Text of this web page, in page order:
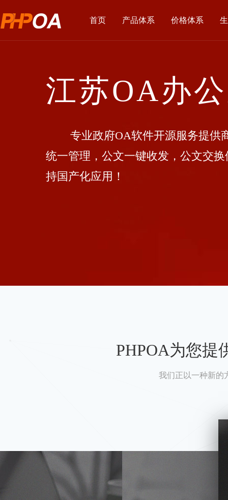
首页 产品体系 价格体系
江苏OA办
专业政府OA软件开源服务提供商
统一管理，公文一键收发，公文交
持国产化应用！
PHPOA为您提
我们正以一种新的